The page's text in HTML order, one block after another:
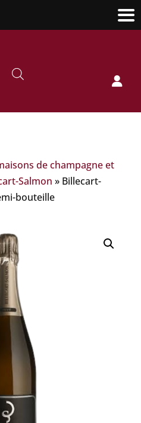

de champagne et
Salmon » Billecart-
bouteille